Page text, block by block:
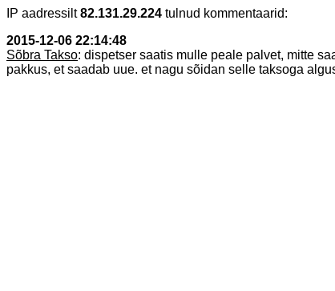
IP aadressilt82.131.29.224 tulnud kommentaarid:
2015-12-06 22:14:48
Sõbra Takso: dispetser saatis mulle peale palvet, mitte
pakkus, et saadab uue. et nagu sõidan selle taksoga